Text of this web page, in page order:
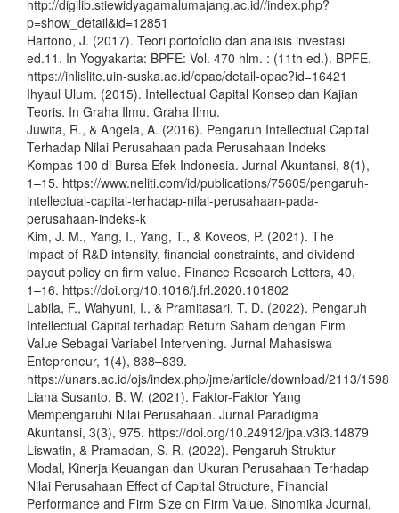
http://digilib.stiewidyagamalumajang.ac.id//index.php?
p=show_detail&id=12851
Hartono, J. (2017). Teori portofolio dan analisis investasi
ed.11. In Yogyakarta: BPFE: Vol. 470 hlm. : (11th ed.). BPFE.
https://inlislite.uin-suska.ac.id/opac/detail-opac?id=16421
Ihyaul Ulum. (2015). Intellectual Capital Konsep dan Kajian
Teoris. In Graha Ilmu. Graha Ilmu.
Juwita, R., & Angela, A. (2016). Pengaruh Intellectual Capital
Terhadap Nilai Perusahaan pada Perusahaan Indeks
Kompas 100 di Bursa Efek Indonesia. Jurnal Akuntansi, 8(1),
1–15. https://www.neliti.com/id/publications/75605/pengaruh-
intellectual-capital-terhadap-nilai-perusahaan-pada-
perusahaan-indeks-k
Kim, J. M., Yang, I., Yang, T., & Koveos, P. (2021). The
impact of R&D intensity, financial constraints, and dividend
payout policy on firm value. Finance Research Letters, 40,
1–16. https://doi.org/10.1016/j.frl.2020.101802
Labila, F., Wahyuni, I., & Pramitasari, T. D. (2022). Pengaruh
Intellectual Capital terhadap Return Saham dengan Firm
Value Sebagai Variabel Intervening. Jurnal Mahasiswa
Entepreneur, 1(4), 838–839.
https://unars.ac.id/ojs/index.php/jme/article/download/2113/1598
Liana Susanto, B. W. (2021). Faktor-Faktor Yang
Mempengaruhi Nilai Perusahaan. Jurnal Paradigma
Akuntansi, 3(3), 975. https://doi.org/10.24912/jpa.v3i3.14879
Liswatin, & Pramadan, S. R. (2022). Pengaruh Struktur
Modal, Kinerja Keuangan dan Ukuran Perusahaan Terhadap
Nilai Perusahaan Effect of Capital Structure, Financial
Performance and Firm Size on Firm Value. Sinomika Journal,